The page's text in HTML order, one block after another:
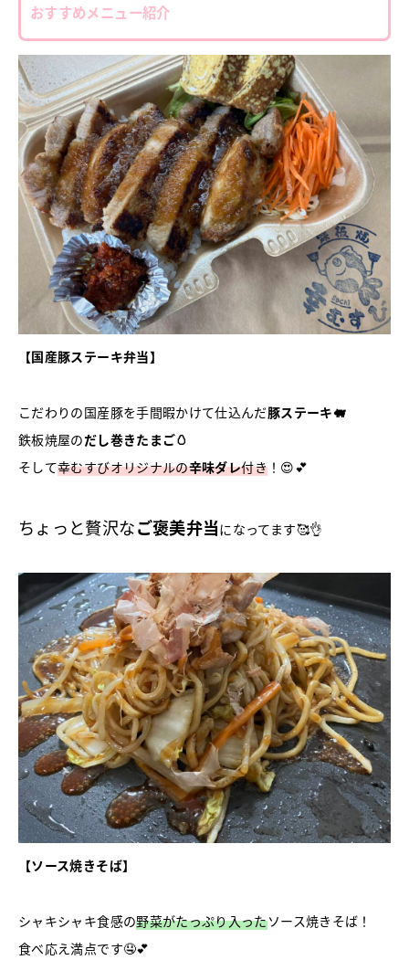
おすすめメニュー紹介
【国産豚ステーキ弁当】
こだわりの国産豚を手間暇かけて仕込んだ豚ステーキ🐖
鉄板焼屋のだし巻きたまご🥚
そして幸むすびオリジナルの辛味ダレ付き！😍💕
ちょっと贅沢なご褒美弁当になってます🥰👌
【ソース焼きそば】
シャキシャキ食感の野菜がたっぷり入ったソース焼きそば！
食べ応え満点です🤤💕